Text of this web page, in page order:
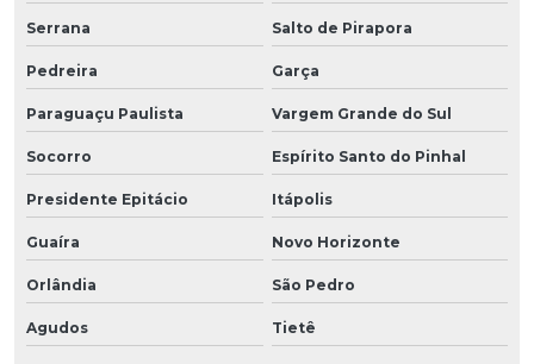
Serrana Salto de Pirapora
Pedreira Garça
Paraguaçu Paulista Vargem Grande do Sul
Socorro Espírito Santo do Pinhal
Presidente Epitácio Itápolis
Guaíra Novo Horizonte
Orlândia São Pedro
Agudos Tietê